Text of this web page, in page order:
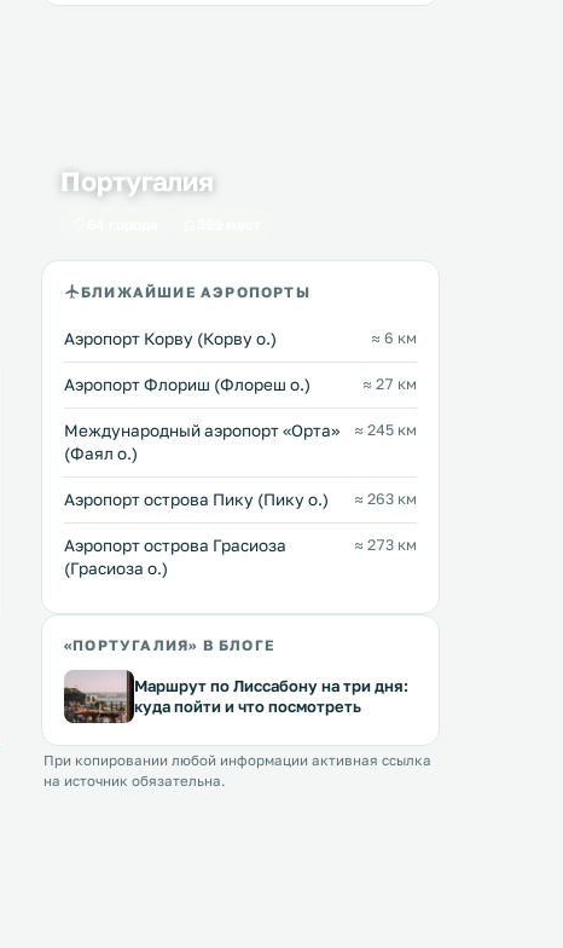
27 км
INATEL Flores
83 … 112 $
Отель Inatel расположился в
острове Флореш. Гостям
балконами, с которых открывается
панорамный вид на океан.
на побережье с плавательным
бассейном и солнечной. . . .
Перейти →
30 км
Casas da Cascata
≈ 58 $
Фажан-Гранде, на
острова. Из домов для отпуска
пейзаж. .
Португалия
БЛИЖАЙШИЕ АЭРОПОРТЫ
Аэропорт Корву (Корву о.) ≈ 6 км
Аэропорт Флориш (Флореш о.) ≈ 27 км
Международный аэропорт «Орта»
(Фаял о.)
≈ 245 км
Аэропорт острова Пику (Пику о.) ≈ 263 км
Аэропорт острова Грасиоза
(Грасиоза о.)
≈ 273 км
«ПОРТУГАЛИЯ» В БЛОГЕ
Маршрут по Лиссабону на три дня:
куда пойти и что посмотреть
При копировании любой информации активная ссылка
на источник обязательна.